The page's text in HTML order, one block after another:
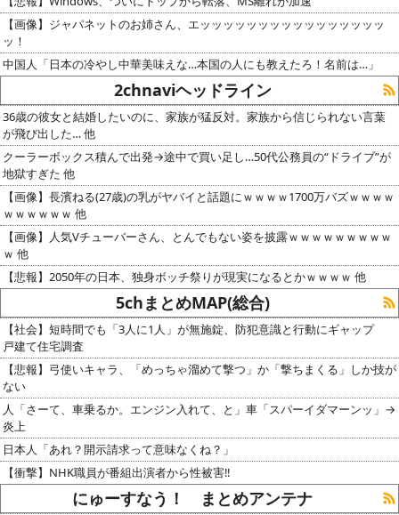
【画像】ジャパネットのお姉さん、エッッッッッッッッッッッッッッッッ
ッ！
中国人「日本の冷やし中華美味えな…本国の人にも教えたろ！名前は…」
2chnaviヘッドライン
36歳の彼女と結婚したいのに、家族が猛反対。家族から信じられない言葉
が飛び出した… 他
クーラーボックス積んで出発→途中で買い足し…50代公務員の“ドライブ”が
地獄すぎた 他
【画像】長濱ねる(27歳)の乳がヤバイと話題にｗｗｗｗ1700万バズｗｗｗｗ
ｗｗｗｗｗｗ 他
【画像】人気Vチューバーさん、とんでもない姿を披露ｗｗｗｗｗｗｗｗｗ
ｗ 他
【悲報】2050年の日本、独身ボッチ祭りが現実になるとかｗｗｗｗ 他
5chまとめMAP(総合)
【社会】短時間でも「3人に1人」が無施錠、防犯意識と行動にギャップ
戸建て住宅調査
【悲報】弓使いキャラ、「めっちゃ溜めて撃つ」か「撃ちまくる」しか技が
ない
人「さーて、車乗るか。エンジン入れて、と」車「スパーイダマーンッ」→
炎上
日本人「あれ？開示請求って意味なくね？」
【衝撃】NHK職員が番組出演者から性被害‼
にゅーすなう！ まとめアンテナ